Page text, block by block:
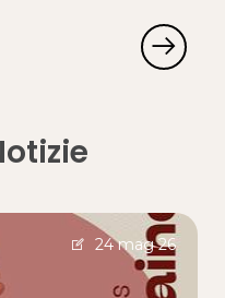
24 mag 26